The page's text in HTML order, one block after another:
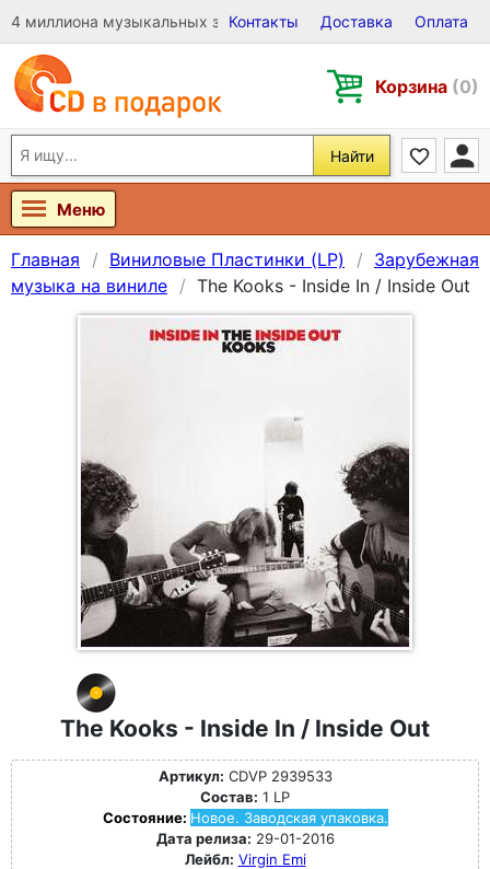
4 миллиона музыкальных записей на Виниле, CD и DVD
Контакты Доставка Оплата
Корзина (0)
Найти
Меню
Главная Виниловые Пластинки (LP)
Зарубежная
музыка на виниле
The Kooks - Inside In / Inside Out
The Kooks - Inside In / Inside Out
Артикул: CDVP 2939533
Состав: 1 LP
Состояние: Новое. Заводская упаковка.
Дата релиза: 29-01-2016
Лейбл: Virgin Emi